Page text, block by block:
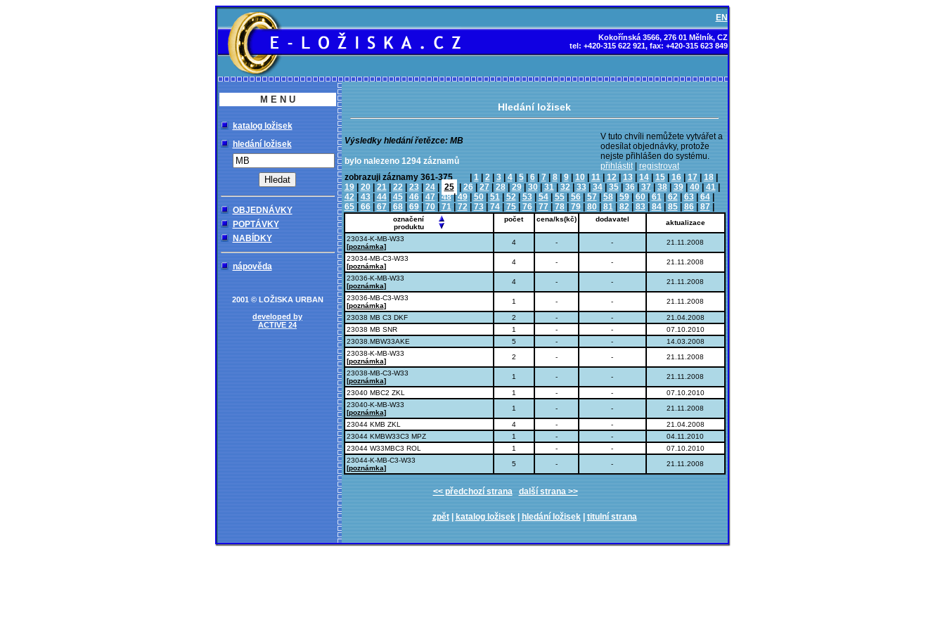
EN
Kokořínská 3566, 276 01 Mělník, CZ
tel: +420-315 622 921, fax: +420-315 623 849
M E N U
katalog ložisek
hledání ložisek
OBJEDNÁVKY
POPTÁVKY
NABÍDKY
nápověda
2001 © LOŽISKA URBAN
developed by
ACTIVE 24
Hledání ložisek
Výsledky hledání řetězce: MB
V tuto chvíli nemůžete vytvářet a
odesílat objednávky, protože
nejste přihlášen do systému.
přihlástit|registrovat
bylo nalezeno 1294 záznamů
zobrazuji záznamy 361-375 |1|2|3|4|5|6|7|8|9|10|11|12|13|14|15|16|17|18|
19|20|21|22|23|24| 25 |26|27|28|29|30|31|32|33|34|35|36|37|38|39|40|41|
42|43|44|45|46|47|48|49|50|51|52|53|54|55|56|57|58|59|60|61|62|63|64|
65|66|67|68|69|70|71|72|73|74|75|76|77|78|79|80|81|82|83|84|85|86|87|
označení
produktu
počet cena/ks(kč) dodavatel aktualizace
23034-K-MB-W33
[poznámka]
4 - - 21.11.2008
23034-MB-C3-W33
[poznámka]
4 - - 21.11.2008
23036-K-MB-W33
[poznámka]
4 - - 21.11.2008
23036-MB-C3-W33
[poznámka]
1 - - 21.11.2008
23038 MB C3 DKF 2 - -
21.04.2008
23038 MB SNR
1 - -
07.10.2010
23038.MBW33AKE
5 - -
14.03.2008
23038-K-MB-W33
[poznámka]
2 - - 21.11.2008
23038-MB-C3-W33
[poznámka]
1 - - 21.11.2008
23040 MBC2 ZKL 1 - -
07.10.2010
23040-K-MB-W33
[poznámka]
1 - - 21.11.2008
23044 KMB ZKL 4 - -
21.04.2008
23044 KMBW33C3 MPZ
1 - -
04.11.2010
23044 W33MBC3 ROL
1 - -
07.10.2010
23044-K-MB-C3-W33
[poznámka]
5 - - 21.11.2008
<< předchozí strana další strana >>
zpět|katalog ložisek|hledání ložisek|titulní strana